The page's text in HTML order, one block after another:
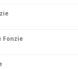
Fonzie